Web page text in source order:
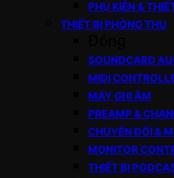
PHỤ KIỆN &
THIẾT BỊ PHÒNG THU
SOUNDCARD
MIDI
MÁY GHI ÂM
PREAMP &
CHUYỂN ĐỔI &
MONITOR
THIẾT BỊ